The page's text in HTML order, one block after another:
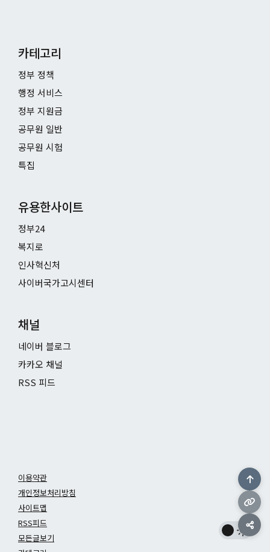
카테고리
정부 정책
행정 서비스
정부 지원금
공무원 일반
공무원 시험
특집
유용한사이트
정부24
복지로
인사혁신처
사이버국가고시센터
채널
네이버 블로그
카카오 채널
RSS 피드
이용약관
개인정보처리방침
사이트맵
RSS피드
모든글보기